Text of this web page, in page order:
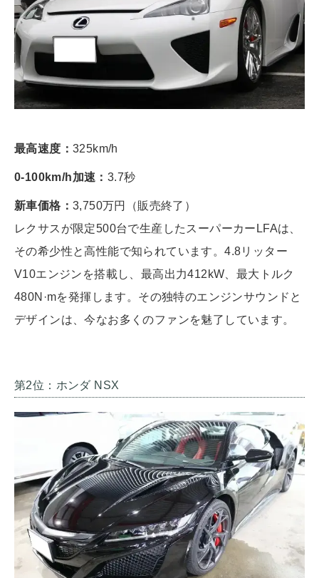
最高速度： 325km/h
0-100km/h加速： 3.7秒
新車価格： 3,750万円（販売終了）
レクサスが限定500台で生産したスーパーカーLFAは、
その希少性と高性能で知られています。4.8リッター
V10エンジンを搭載し、最高出力412kW、最大トルク
480N·mを発揮します。その独特のエンジンサウンドと
デザインは、今なお多くのファンを魅了しています。
第2位：ホンダ NSX